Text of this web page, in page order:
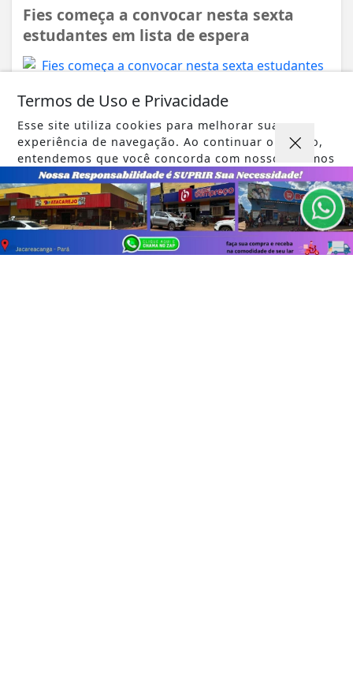
Fies começa a convocar nesta sexta
estudantes em lista de espera
VISUALIZAR
TODAS AS POSTAGENS
Termos de Uso e Privacidade
Esse site utiliza cookies para melhorar sua
experiência de navegação. Ao continuar o acesso,
entendemos que você concorda com nossos Termos
de Uso e Privacidade.
PARA MAIS INFORMAÇÕES,ACESSE NOSSOS TERMOS
CLICANDO AQUI
PROSSEGUIR